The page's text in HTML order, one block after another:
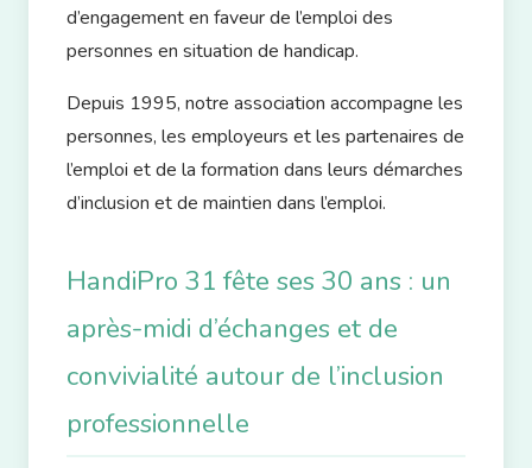
d’engagement en faveur de l’emploi des
personnes en situation de handicap.
Depuis 1995, notre association accompagne les
personnes, les employeurs et les partenaires de
l’emploi et de la formation dans leurs démarches
d’inclusion et de maintien dans l’emploi.
HandiPro 31 fête ses 30 ans : un
après-midi d’échanges et de
convivialité autour de l’inclusion
professionnelle